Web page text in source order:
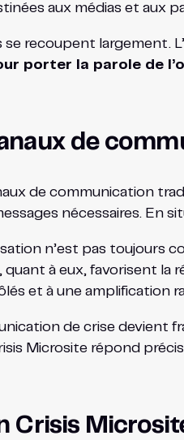
aux médias et aux
se recoupent largement.
porter la parole de
de
de communication
nécessaires. En
n’est pas toujours
quant à eux, favorisent
et à une amplification
de crise devient
Microsite répond
Crisis